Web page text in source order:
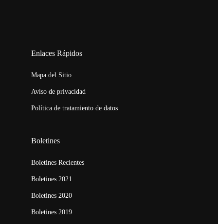
Enlaces Rápidos
Mapa del Sitio
Aviso de privacidad
Política de tratamiento de datos
Boletines
Boletines Recientes
Boletines 2021
Boletines 2020
Boletines 2019